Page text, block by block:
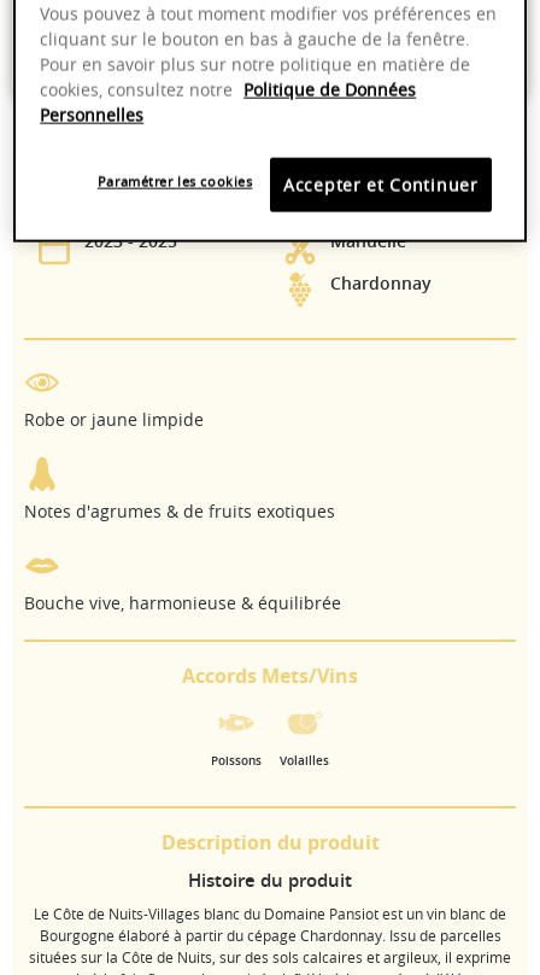
Emballage anti-casse
Paiement sécurisé
14,00% 10-12°C
2023 - 2025
Manuelle
Chardonnay
Robe or jaune limpide
Notes d'agrumes & de fruits exotiques
Bouche vive, harmonieuse & équilibrée
Accords Mets/Vins
Poissons Volailles
Description du produit
Histoire du produit
Le Côte de Nuits-Villages blanc du Domaine Pansiot est un vin blanc de
Bourgogne élaboré à partir du cépage Chardonnay. Issu de parcelles
situées sur la Côte de Nuits, sur des sols calcaires et argileux, il exprime
Vous pouvez à tout moment modifier vos préférences en
cliquant sur le bouton en bas à gauche de la fenêtre.
Pour en savoir plus sur notre politique en matière de
cookies, consultez notre Politique de Données
Personnelles
Accepter et Continuer
Paramétrer les cookies